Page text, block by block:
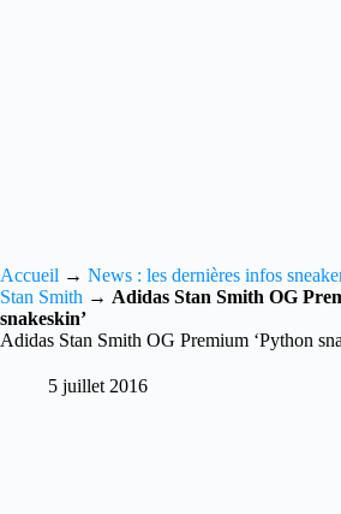
Accueil → News : les dernières infos
Stan Smith → Adidas Stan Smith OG
snakeskin’
Adidas Stan Smith OG Premium ‘Python
5 juillet 2016